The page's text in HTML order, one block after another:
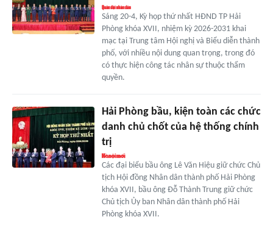
Sáng 20-4, Kỳ họp thứ nhất HĐND TP Hải
Phòng khóa XVII, nhiệm kỳ 2026-2031 khai
mạc tại Trung tâm Hội nghị và Biểu diễn thành
phố, với nhiều nội dung quan trọng, trong đó
có thực hiện công tác nhân sự thuộc thẩm
quyền.
Hải Phòng bầu, kiện toàn các chức
danh chủ chốt của hệ thống chính
trị
Các đại biểu bầu ông Lê Văn Hiệu giữ chức Chủ
tịch Hội đồng Nhân dân thành phố Hải Phòng
khóa XVII, bầu ông Đỗ Thành Trung giữ chức
Chủ tịch Ủy ban Nhân dân thành phố Hải
Phòng khóa XVII.